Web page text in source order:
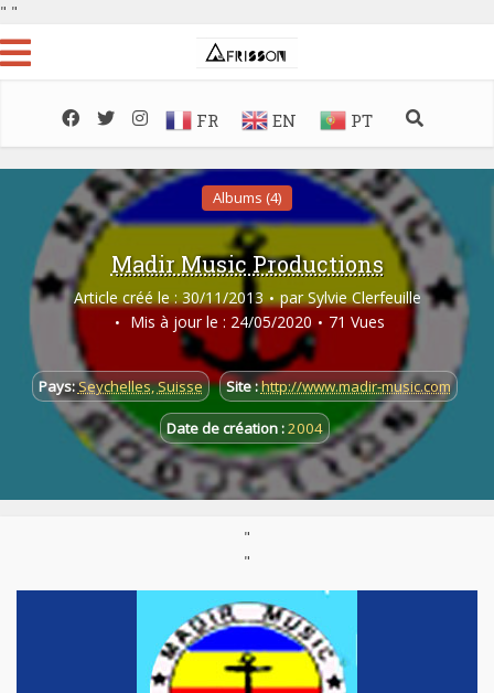
" "
FR EN PT
Albums (4)
Madir Music Productions
Article créé le : 30/11/2013 par Sylvie Clerfeuille
Mis à jour le : 24/05/2020
71 Vues
Pays:Seychelles,Suisse Site :http://www.madir-music.com
Date de création :2004
"
"